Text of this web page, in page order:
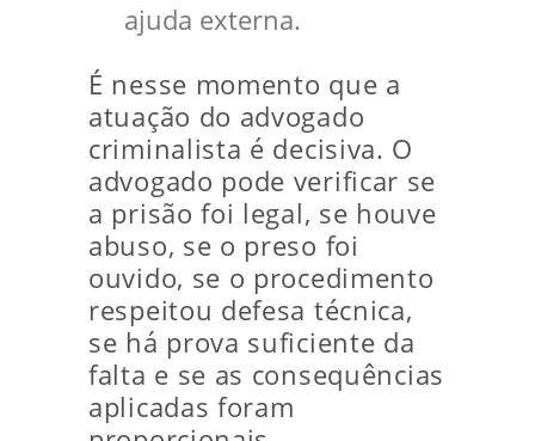
ajuda externa.
É nesse momento que a
atuação do advogado
criminalista é decisiva. O
advogado pode verificar se
a prisão foi legal, se houve
abuso, se o preso foi
ouvido, se o procedimento
respeitou defesa técnica,
se há prova suficiente da
falta e se as consequências
aplicadas foram